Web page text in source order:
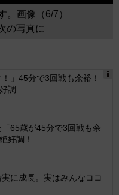
。画像（6/7）
の写真に
」45分で3回戦も余裕！
調
65歳が45分で3回戦も余
好調！
に成長。実はみんなココ